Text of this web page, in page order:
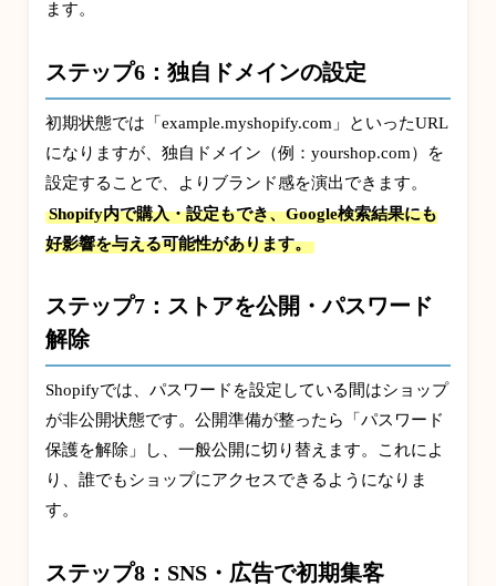
ます。
ステップ6：独自ドメインの設定
初期状態では「example.myshopify.com」といったURL
になりますが、独自ドメイン（例：yourshop.com）を
設定することで、よりブランド感を演出できます。
Shopify内で購入・設定もでき、Google検索結果にも
好影響を与える可能性があります。
ステップ7：ストアを公開・パスワード
解除
Shopifyでは、パスワードを設定している間はショップ
が非公開状態です。公開準備が整ったら「パスワード
保護を解除」し、一般公開に切り替えます。これによ
り、誰でもショップにアクセスできるようになりま
す。
ステップ8：SNS・広告で初期集客